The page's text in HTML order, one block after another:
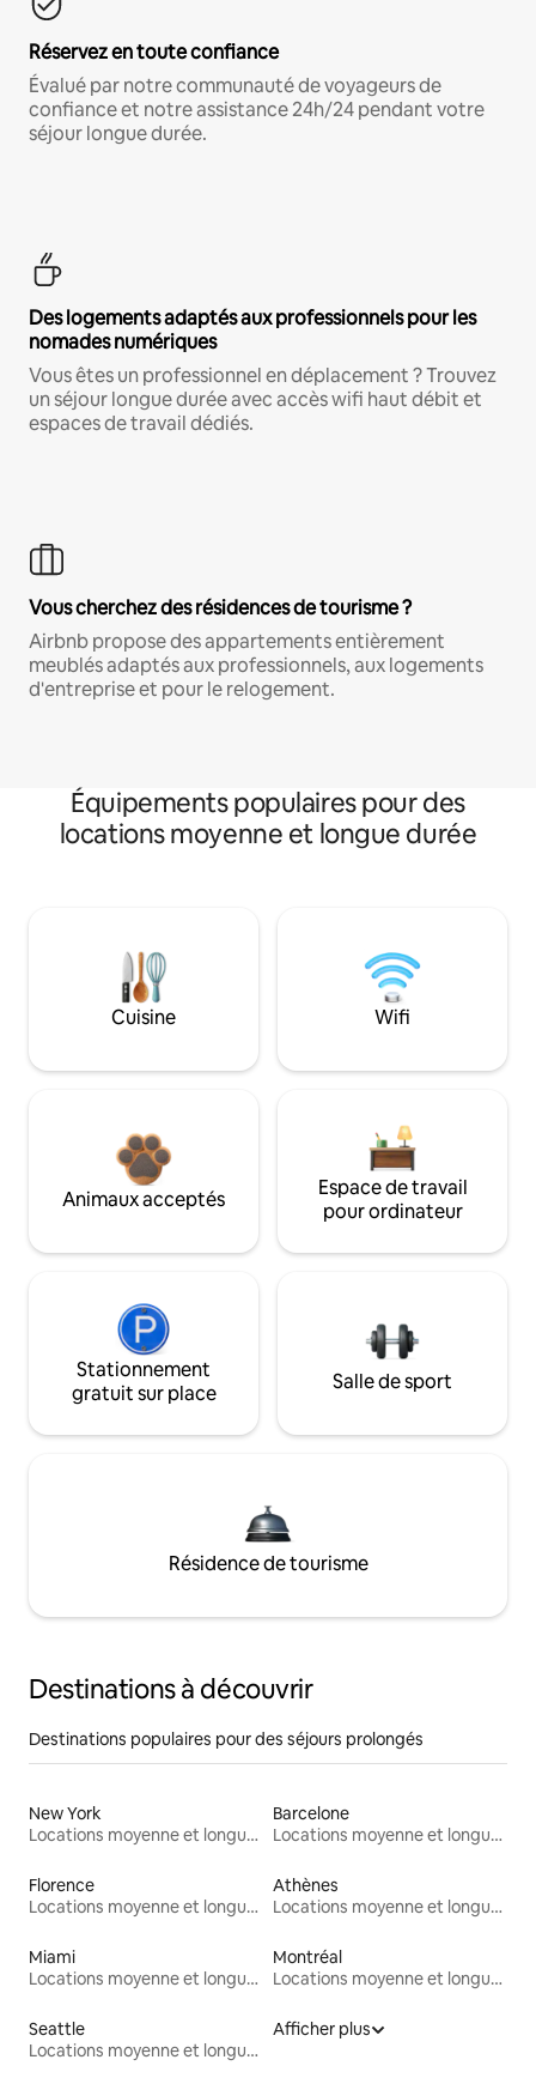
Réservez en toute confiance
Évalué par notre communauté de voyageurs de
confiance et notre assistance 24h/24 pendant votre
séjour longue durée.
Des logements adaptés aux professionnels pour les
nomades numériques
Vous êtes un professionnel en déplacement ? Trouvez
un séjour longue durée avec accès wifi haut débit et
espaces de travail dédiés.
Vous cherchez des résidences de tourisme ?
Airbnb propose des appartements entièrement
meublés adaptés aux professionnels, aux logements
d'entreprise et pour le relogement.
Équipements populaires pour des
locations moyenne et longue durée
Cuisine Wifi
Animaux acceptés
Espace de travail
pour ordinateur
Stationnement
gratuit sur place
Salle de sport
Résidence de tourisme
Destinations à découvrir
Destinations populaires pour des séjours prolongés
New York
Locations moyenne et longue durée
Barcelone
Locations moyenne et longue durée
Florence
Locations moyenne et longue durée
Athènes
Locations moyenne et longue durée
Miami
Locations moyenne et longue durée
Montréal
Locations moyenne et longue durée
Seattle
Locations moyenne et longue durée
Afficher plus